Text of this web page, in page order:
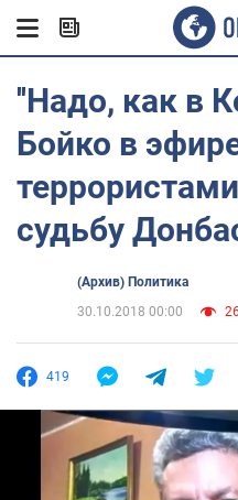
''Надо, как в
Бойко в
судьбу
(Архив) Политика
30.10.2018 00:00
419